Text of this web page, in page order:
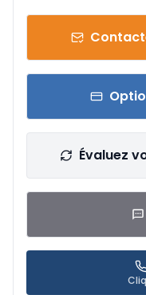
Évaluez